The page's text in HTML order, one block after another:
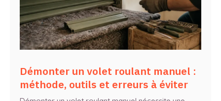
Démonter un volet roulant manuel :
méthode, outils et erreurs à éviter